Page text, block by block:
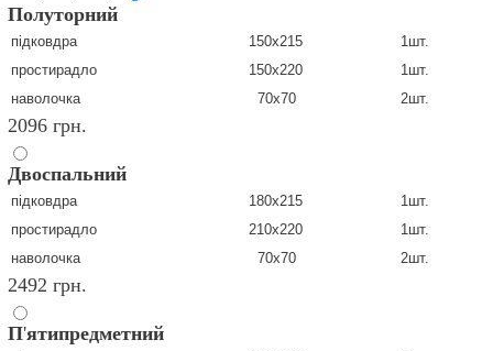
Полуторний
підковдра 150х215
1шт.
простирадло
150х220
1шт.
наволочка
70х70 2шт.
2096 грн.
Двоспальний
підковдра 180х215
1шт.
простирадло
210х220
1шт.
наволочка
70х70 2шт.
2492 грн.
П'ятипредметний